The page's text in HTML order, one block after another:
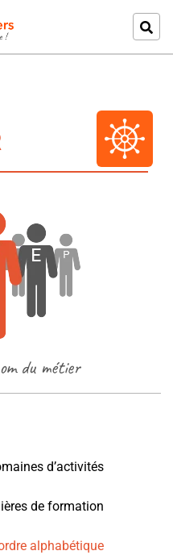
du métier
d’activités
de formation
alphabétique